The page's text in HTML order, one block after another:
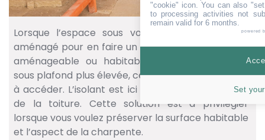
Lorsque l’espace sous votre toiture peut être
aménagé pour en faire un espace de vie, il est dit
aménageable ou habitable. Avec leur hauteur
sous plafond plus élevée, ces combles sont faciles
à accéder. L’isolant est ici posé sur les rampants
de la toiture. Cette solution est à privilégier
lorsque vous voulez préserver la surface habitable
et l’aspect de la charpente.
"cookie" icon. You can also
to processing activities not
remain valid for 6 months.
powered
Set